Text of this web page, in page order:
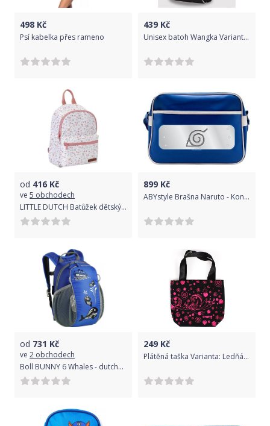
498 Kč
Psí kabelka přes rameno
439 Kč
Unisex batoh Wangka Varianta: modrá
od 416 Kč
ve 5 obchodech
LITTLE DUTCH Batůžek dětský Květiny a motýli
899 Kč
ABYstyle Brašna Naruto - Konoha symbol, barva modrá
od 731 Kč
ve 2 obchodech
Boll BUNNY 6 Whales - dutchblue
249 Kč
Plátěná taška Varianta: Ledňáček